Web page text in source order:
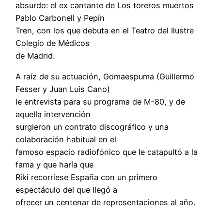
absurdo: el ex cantante de Los toreros muertos
Pablo Carbonell y Pepín
Tren, con los que debuta en el Teatro del Ilustre
Colegio de Médicos
de Madrid.
A raíz de su actuación, Gomaespuma (Guillermo
Fesser y Juan Luis Cano)
le entrevista para su programa de M-80, y de
aquella intervención
surgieron un contrato discográfico y una
colaboración habitual en el
famoso espacio radiofónico que le catapultó a la
fama y que haría que
Riki recorriese España con un primero
espectáculo del que llegó a
ofrecer un centenar de representaciones al año.